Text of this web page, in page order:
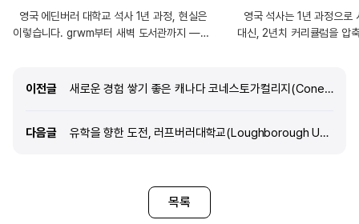
영국 에딘버러 대학교 석사 1년 과정, 현실은
이렇습니다. grwm부터 새벽 도서관까지 —
영국 석사는 1년 과정으로
대신, 2년치 커리큘럼을 압
선택부터 비자, 생활비, 영
유학 준비 과정 - 학업계획서
이전글 이전글
새로운 경험 쌓기 좋은 캐나다 코네스토가컬리지(Conestoga College) 합격후기!
다음글 다음글
유학을 향한 도전, 러프버러대학교(Loughborough University) 스포츠 전공 합격 후기
목록